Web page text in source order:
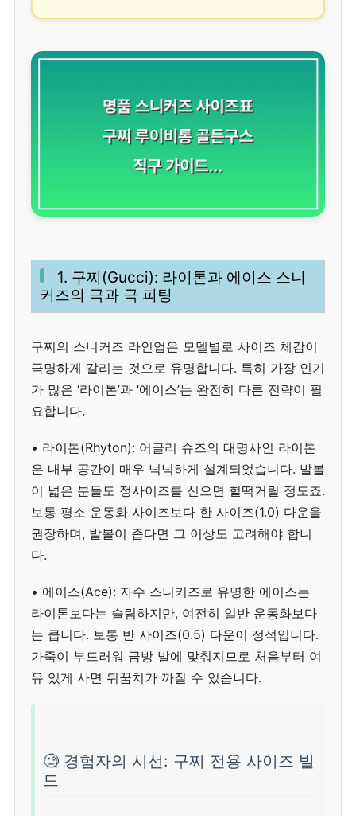
1. 구찌(Gucci): 라이톤과 에이스 스니
커즈의 극과 극 피팅
구찌의 스니커즈 라인업은 모델별로 사이즈 체감이
극명하게 갈리는 것으로 유명합니다. 특히 가장 인기
가 많은 ‘라이톤’과 ‘에이스’는 완전히 다른 전략이 필
요합니다.
• 라이톤(Rhyton): 어글리 슈즈의 대명사인 라이톤
은 내부 공간이 매우 넉넉하게 설계되었습니다. 발볼
이 넓은 분들도 정사이즈를 신으면 헐떡거릴 정도죠.
보통 평소 운동화 사이즈보다 한 사이즈(1.0) 다운을
권장하며, 발볼이 좁다면 그 이상도 고려해야 합니
다.
• 에이스(Ace): 자수 스니커즈로 유명한 에이스는
라이톤보다는 슬림하지만, 여전히 일반 운동화보다
는 큽니다. 보통 반 사이즈(0.5) 다운이 정석입니다.
가죽이 부드러워 금방 발에 맞춰지므로 처음부터 여
유 있게 사면 뒤꿈치가 까질 수 있습니다.
🧐 경험자의 시선: 구찌 전용 사이즈 빌
드